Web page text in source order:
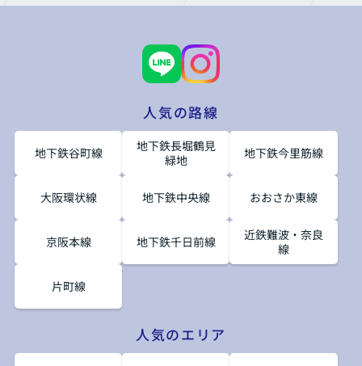
人気の路線
地下鉄谷町線
地下鉄長堀鶴見
緑地
地下鉄今里筋線
大阪環状線 地下鉄中央線 おおさか東線
京阪本線 地下鉄千日前線
近鉄難波・奈良
線
片町線
人気のエリア